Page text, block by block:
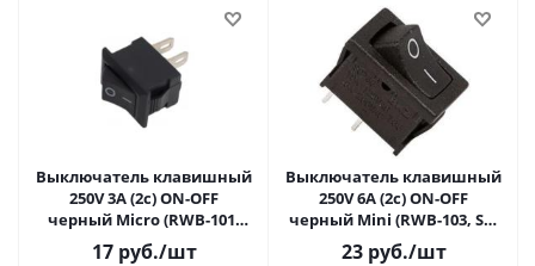
Выключатель клавишный
250V 3А (2с) ON-OFF
черный Micro (RWB-101)
(10/5000) REXANT
17руб./шт
Выключатель клавишный
250V 6А (2с) ON-OFF
черный Mini (RWB-103, SC-
766, MRS-101-5) REXANT
23руб./шт